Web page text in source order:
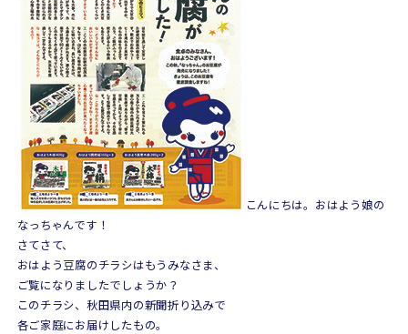
こんにちは。おはよう娘の
なっちゃんです！
さてさて、
おはよう豆腐のチラシはもうみなさま、
ご覧になりましたでしょうか？
このチラシ、秋田県内の新聞折り込みで
各ご家庭にお届けしたもの。